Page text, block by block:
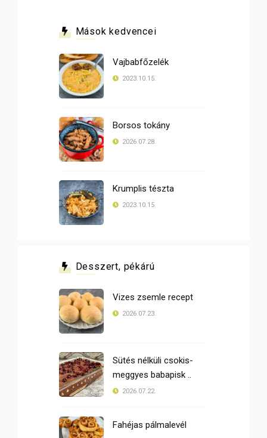
Mások kedvencei
Vajbabfőzelék
2023.10.15.
Borsos tokány
2026.07.28.
Krumplis tészta
2023.10.15.
Desszert, pékárú
Vizes zsemle recept
2026.07.23.
Sütés nélküli csokis-
meggyes babapisk ..
2026.07.22.
Fahéjas pálmalevél